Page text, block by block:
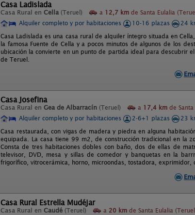
Casa Ladislada
Casa Rural en Cella (Teruel) a 12,7 km de Santa Eulalia
Alquiler completo y por habitaciones
10-16 plazas
24
Casa Ladislada es una casa rural de alquiler íntegro situada en
la famosa Fuente de Cella y a pocos minutos de algunos de los
ubicación la convierte en un punto de partida ideal para descubrir
de Teruel.
Casa Josefina
Casa Rural en Gea de Albarracín (Teruel) a 17,4 km de
Alquiler completo y por habitaciones
2-6+1 plazas
23
Casa restaurada, con vigas de madera y piedra en alguna
equipada. La casa tiene 99 m2, de construcción tradicional en la
Consta de tres habitaciones dobles con baño, dos de ellas de
televisor, DVD, mesa y sillas de comedor y banquetas en la
frigorífico, vitrocerámica, horno, microondas, tostadora,
Casa Rural Estrella Mudéjar
Casa Rural en Caudé (Teruel) a 20 km de Santa Eulalia